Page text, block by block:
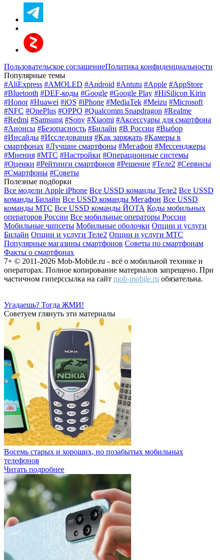
Пользовательское соглашениеПолитика конфиденциальности
Популярные темы
#AliExpress #AMOLED #Android #Antutu #Apple #AppStore
#Bluetooth #DEF-коды #Google #Google Play #HiSilicon Kirin
#Honor #Huawei #iOS #iPhone #MediaTek #Meizu #Microsoft
#NFC #OnePlus #OPPO #Qualcomm Snapdragon #Realme
#Redmi #Samsung #Sony #Xiaomi #Аксессуары для смартфона
#Анонсы #Безопасность #Билайн #В России #Выбор
#Инсайды #Исследования #Как заряжать #Камеры в
смартфонах #Лучшие смартфоны #Мегафон #Мессенджеры
#Мнения #МТС #Настройки #Операционные системы
#Оценки #Рейтинги смартфонов #Решение #Теле2 #Сервисы
#Смартфоны #Советы
Полезные подборки
Все модели Apple iPhone Все USSD команды Теле2 Все USSD
команды Билайн Все USSD команды Мегафон Все USSD
команды МТС Все USSD команды ЙОТА Коды мобильных
операторов России Все мобильные операторы России
Мобильные чипсеты Мобильные оболочки Опции и услуги
Билайн Опции и услуги Теле2 Опции и услуги МТС
Популярные магазины смартфонов Советы по смартфонам
Факты о смартфонах
7+ © 2011-2026 Mob-Mobile.ru - всё о мобильной технике и
операторах. Полное копирование материалов запрещено. При
частичном гиперссылка на сайт mob-mobile.ru обязательна.
Угадаешь? Тогда ЖМИ!
Советуем глянуть эти материалы
Восемь старых и хороших, но позабытых мобильных
телефонов
Читать подробнее